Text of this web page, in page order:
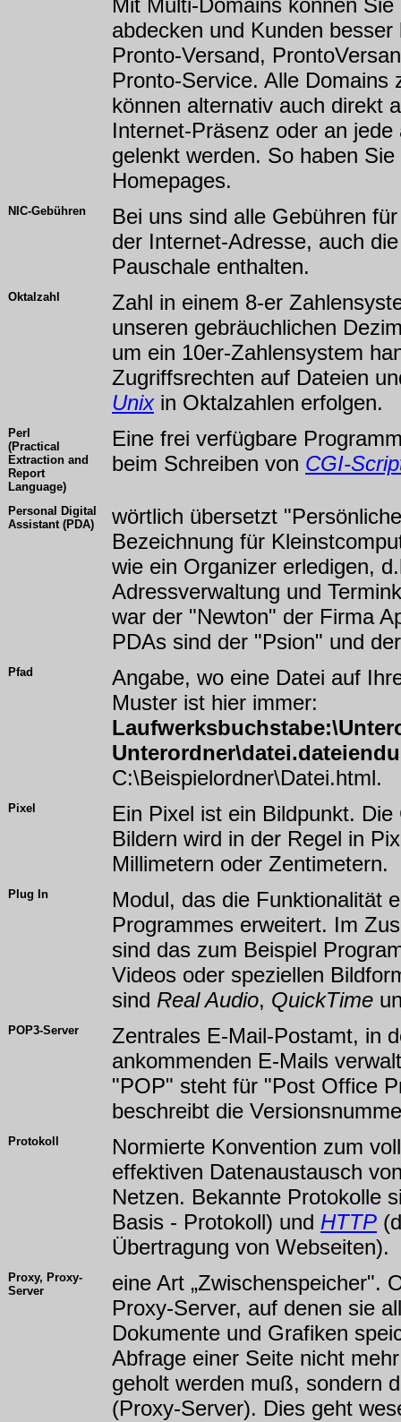
Mit Multi-Domains können
abdecken und Kunden
Pronto-Versand,
Pronto-Service. Alle Domains
können alternativ auch direkt
Internet-Präsenz oder an
gelenkt werden. So haben
Homepages.
NIC-Gebühren
Bei uns sind alle Gebühren
der Internet-Adresse, auch
Pauschale enthalten.
Oktalzahl
Zahl in einem 8-er
unseren gebräuchlichen
um ein 10er-Zahlensystem
Zugriffsrechten auf Dateien
Unixin Oktalzahlen erfolgen.
Perl
(Practical
Extraction and
Report
Language)
Eine frei verfügbare
beim Schreiben von CGI-
Personal Digital
Assistant (PDA)
wörtlich übersetzt
Bezeichnung für
wie ein Organizer erledigen,
Adressverwaltung und
war der "Newton" der Firma
PDAs sind der "Psion" und
Pfad
Angabe, wo eine Datei auf
Muster ist hier immer:
C:\Beispielordner\Datei.html.
Pixel
Ein Pixel ist ein Bildpunkt.
Bildern wird in der Regel in
Millimetern oder Zentimetern.
Plug In
Modul, das die Funktionalität
Programmes erweitert. Im
sind das zum Beispiel
Videos oder speziellen
sind Real Audio, QuickTime
POP3-Server
Zentrales E-Mail-Postamt, in
ankommenden E-Mails
"POP" steht für "Post Office
beschreibt die
Protokoll
Normierte Konvention zum
effektiven Datenaustausch
Netzen. Bekannte Protokolle
Basis - Protokoll) und HTTP
Übertragung von Webseiten).
Proxy, Proxy-
Server
eine Art „Zwischenspeicher".
Proxy-Server, auf denen sie
Dokumente und Grafiken
Abfrage einer Seite nicht
geholt werden muß, sondern
(Proxy-Server). Dies geht